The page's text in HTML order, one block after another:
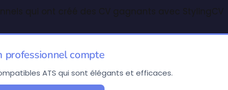
qui ont créé des CV gagnants avec StylingCV
professionnel compte
ATS qui sont élégants et efficaces.